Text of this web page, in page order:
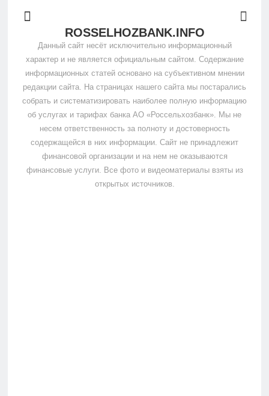
ROSSELHOZBANK.INFO
Данный сайт несёт исключительно информационный
характер и не является официальным сайтом. Содержание
информационных статей основано на субъективном мнении
редакции сайта. На страницах нашего сайта мы постарались
собрать и систематизировать наиболее полную информацию
об услугах и тарифах банка АО «Россельхозбанк». Мы не
несем ответственность за полноту и достоверность
содержащейся в них информации. Сайт не принадлежит
финансовой организации и на нем не оказываются
финансовые услуги. Все фото и видеоматериалы взяты из
открытых источников.